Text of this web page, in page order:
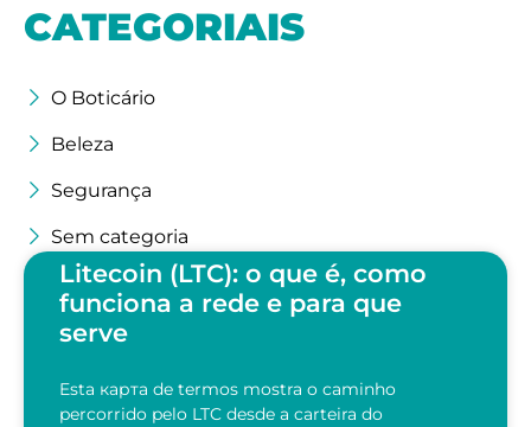
CATEGORIAIS
O Boticário
Beleza
Segurança
Sem categoria
Litecoin (LTC): o que é, como
funciona a rede e para que
serve
Esta карта de termos mostra o caminho
percorrido pelo LTC desde a carteira do